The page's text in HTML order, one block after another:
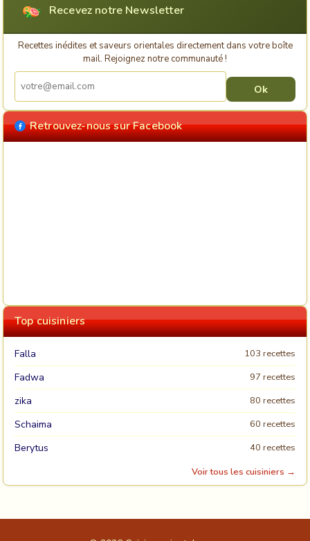
Recevez notre Newsletter
Recettes inédites et saveurs orientales directement dans votre boîte
mail. Rejoignez notre communauté !
Retrouvez-nous sur Facebook
Top cuisiniers
Falla 103 recettes
Fadwa 97 recettes
zika 80 recettes
Schaima 60 recettes
Berytus
40 recettes
Voir tous les cuisiniers →